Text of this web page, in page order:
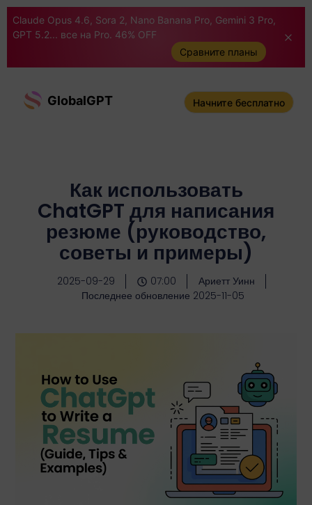
Claude Opus 4.6, Sora 2, Nano Banana Pro, Gemini 3 Pro,
GPT 5.2... все на Pro. 46% OFF
Сравните планы
GlobalGPT Начните бесплатно
Как использовать
ChatGPT для написания
резюме (руководство,
советы и примеры)
2025-09-29 07:00
Ариетт Уинн
Последнее обновление 2025-11-05